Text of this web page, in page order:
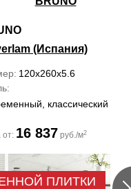
(Испания)
120x260x5.6
классический
от: 16 837 руб./м2
ПЛИТКИ